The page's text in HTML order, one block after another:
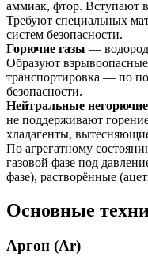
аммиак, фтор. Вступают
Требуют специальных
систем безопасности.
Горючие газы —
Образуют
транспортировка — по
безопасности.
Нейтральные
не поддерживают
хладагенты,
По агрегатному
газовой фазе под
фазе), растворённые
Основные
Аргон (Ar)